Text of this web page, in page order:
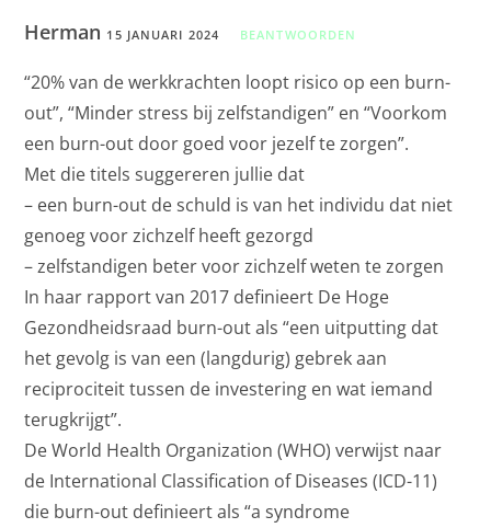
Herman 15 JANUARI 2024 BEANTWOORDEN
“20% van de werkkrachten loopt risico op een burn-
out”, “Minder stress bij zelfstandigen” en “Voorkom
een burn-out door goed voor jezelf te zorgen”.
Met die titels suggereren jullie dat
– een burn-out de schuld is van het individu dat niet
genoeg voor zichzelf heeft gezorgd
– zelfstandigen beter voor zichzelf weten te zorgen
In haar rapport van 2017 definieert De Hoge
Gezondheidsraad burn-out als “een uitputting dat
het gevolg is van een (langdurig) gebrek aan
reciprociteit tussen de investering en wat iemand
terugkrijgt”.
De World Health Organization (WHO) verwijst naar
de International Classification of Diseases (ICD-11)
die burn-out definieert als “a syndrome